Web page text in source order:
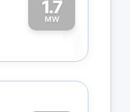
1.7
MW1